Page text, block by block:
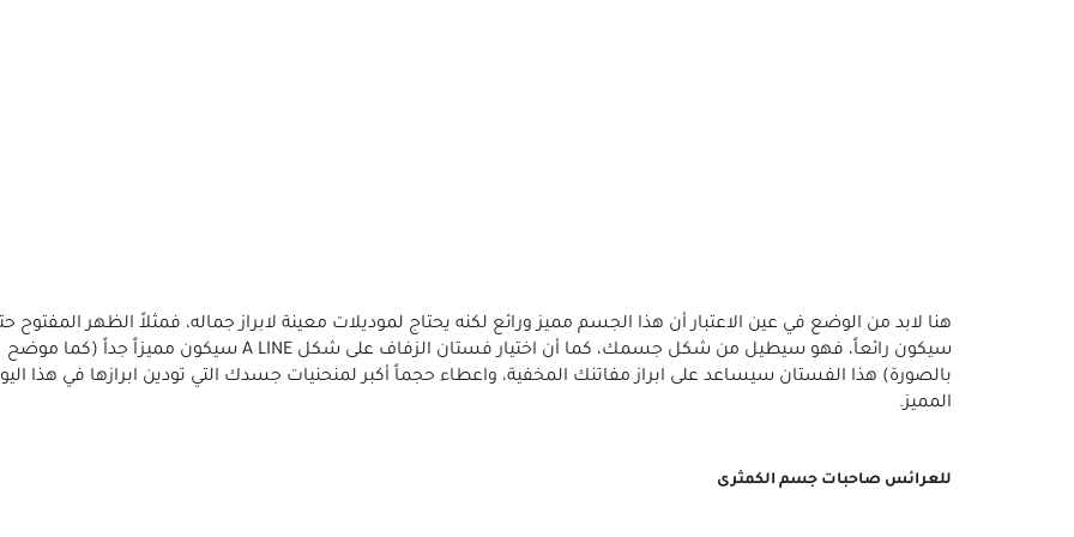
هنا لابد من الوضع في عين الاعتبار أن هذا الجسم مميز ورائع لكنه يحتاج لموديلات معينة لابراز جماله، فمثلاً الظهر المفتوح
سيكون رائعاً، فهو سيطيل من شكل جسمك، كما أن اختيار فستان الزفاف على شكل A LINE سيكون مميزاً جداً (كما موضح
بالصورة) هذا الفستان سيساعد على ابراز مفاتنك المخفية، واعطاء حجماً أكبر لمنحنيات جسدك التي تودين ابرازها في هذا
المميز.
للعرائس صاحبات جسم الكمثرى